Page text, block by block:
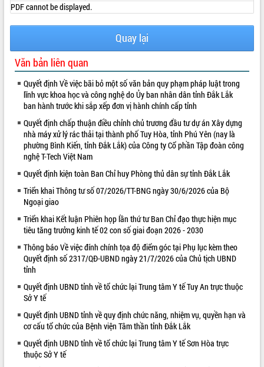
VIDEO
Khám bệnh, cấp phát thuốc miễn phí
và tặng quà người dân xã Cư Pui
Hội nghị UBND tỉnh Đắk Lắk thường kỳ
tháng 7/2026
Lễ truy tặng danh hiệu “Bà Mẹ Việt
Nam Anh hùng” và trao Huân chương
Lao động
UBND tỉnh Đắk Lắk triển khai nhiệm
vụ 6 tháng cuối năm 2026
Kỳ họp thứ Hai, Hội đồng nhân dân
ALBUM ẢNH
PDF cannot be displayed.
Quay lại
Văn bản liên quan
Quyết định Về việc bãi bỏ một số văn bản quy phạm pháp luật trong
lĩnh vực khoa học và công nghệ do Ủy ban nhân dân tỉnh Đắk Lắk
ban hành trước khi sắp xếp đơn vị hành chính cấp tỉnh
Quyết định chấp thuận điều chỉnh chủ trương đầu tư dự án Xây dựng
nhà máy xử lý rác thải tại thành phố Tuy Hòa, tỉnh Phú Yên (nay là
phường Bình Kiến, tỉnh Đắk Lắk) của Công ty Cổ phần Tập đoàn công
nghệ T-Tech Việt Nam
Quyết định kiện toàn Ban Chỉ huy Phòng thủ dân sự tỉnh Đắk Lắk
Triển khai Thông tư số 07/2026/TT-BNG ngày 30/6/2026 của Bộ
Ngoại giao
Triển khai Kết luận Phiên họp lần thứ tư Ban Chỉ đạo thực hiện mục
tiêu tăng trưởng kinh tế 02 con số giai đoạn 2026 - 2030
Thông báo Về việc đính chính tọa độ điểm góc tại Phụ lục kèm theo
Quyết định số 2317/QĐ-UBND ngày 21/7/2026 của Chủ tịch UBND
tỉnh
Quyết định UBND tỉnh về tổ chức lại Trung tâm Y tế Tuy An trực thuộc
Sở Y tế
Quyết định UBND tỉnh về quy định chức năng, nhiệm vụ, quyền hạn và
cơ cấu tổ chức của Bệnh viện Tâm thần tỉnh Đắk Lắk
Quyết định UBND tỉnh về tổ chức lại Trung tâm Y tế Sơn Hòa trực
thuộc Sở Y tế